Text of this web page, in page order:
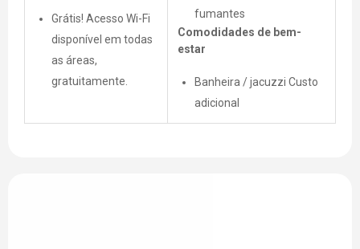
Grátis! Acesso Wi-Fi
disponível em todas
as áreas,
gratuitamente.
fumantes
Comodidades de bem-
estar
Banheira / jacuzzi Custo
adicional